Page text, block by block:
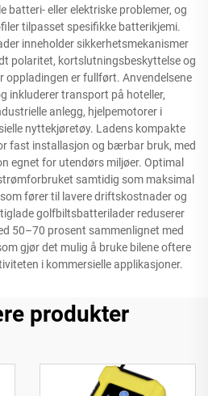
batteri- eller elektriske problemer, og
tilpasset spesifikke batterikjemi.
inneholder sikkerhetsmekanismer
polaritet, kortslutningsbeskyttelse og
er fullført. Anvendelsene
inkluderer transport på hoteller,
anlegg, hjelpemotorer i
nyttekjøretøy. Ladens kompakte
fast installasjon og bærbar bruk, med
egnet for utendørs miljøer. Optimal
samtidig som maksimal
fører til lavere driftskostnader og
golfbiltsbatterilader reduserer
50–70 prosent sammenlignet med
gjør det mulig å bruke bilene oftere
i kommersielle applikasjoner.
produkter